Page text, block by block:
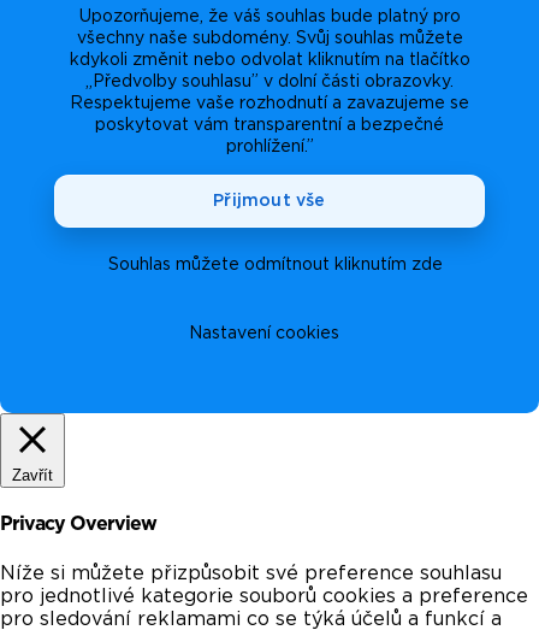
Upozorňujeme, že váš souhlas bude platný pro
všechny naše subdomény. Svůj souhlas můžete
kdykoli změnit nebo odvolat kliknutím na tlačítko
„Předvolby souhlasu” v dolní části obrazovky.
Respektujeme vaše rozhodnutí a zavazujeme se
poskytovat vám transparentní a bezpečné
prohlížení.”
Nastavení cookies
Souhlas můžete odmítnout kliknutím zde
Přijmout vše
Zavřít
Privacy Overview
Níže si můžete přizpůsobit své preference souhlasu
pro jednotlivé kategorie souborů cookies a preference
pro sledování reklamami co se týká účelů a funkcí a